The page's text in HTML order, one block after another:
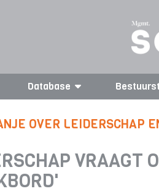
Database
OVER LEIDERSCHAP
VRAAGT